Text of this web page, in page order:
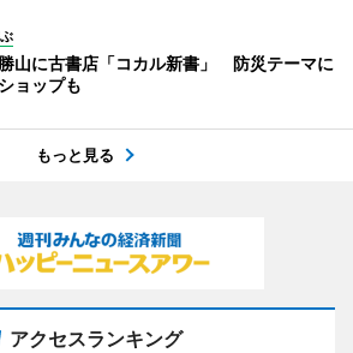
山に古書店「コカル新書」 防災テーマに
ョップも
もっと見る
アクセスランキング